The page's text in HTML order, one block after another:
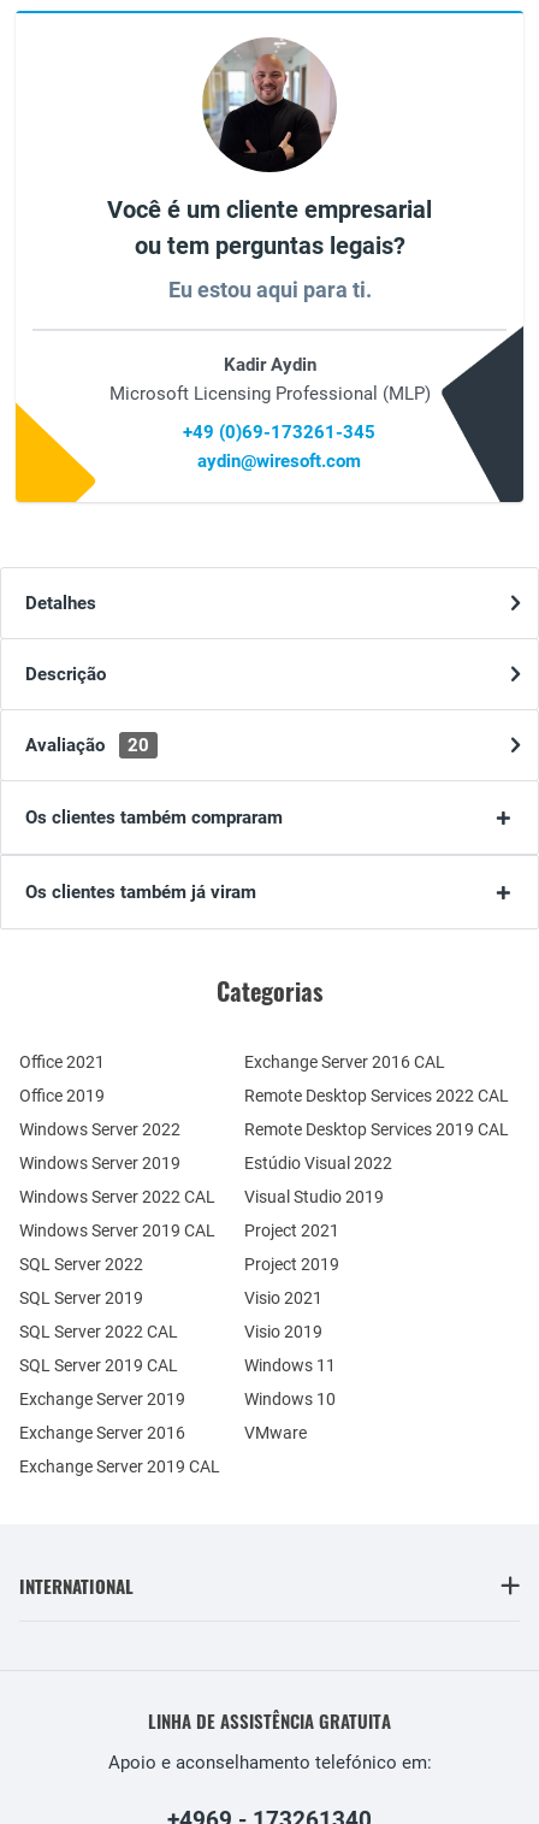
Você é um cliente empresarial
ou tem perguntas legais?
Eu estou aqui para ti.
Kadir Aydin
Microsoft Licensing Professional (MLP)
+49 (0)69-173261-345
aydin@wiresoft.com
Detalhes
Descrição
Avaliação 20
Os clientes também compraram
Os clientes também já viram
Categorias
Office 2021
Office 2019
Windows Server 2022
Windows Server 2019
Exchange Server 2019
Exchange Server 2016
SQL Server 2022
SQL Server 2019
Windows Server 2022 CAL
Windows Server 2019 CAL
SQL Server 2022 CAL
SQL Server 2019 CAL
Remote Desktop Services 2022 CAL
Remote Desktop Services 2019 CAL
Exchange Server 2019 CAL
Exchange Server 2016 CAL
Estúdio Visual 2022
Visual Studio 2019
Project 2021
Project 2019
Visio 2021
Visio 2019
Windows 11
Windows 10
VMware
INTERNATIONAL
LINHA DE ASSISTÊNCIA GRATUITA
Apoio e aconselhamento telefónico em: